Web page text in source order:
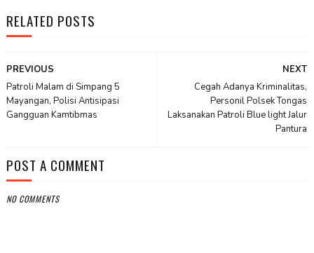
RELATED POSTS
NEXT
Cegah Adanya Kriminalitas,
Personil Polsek Tongas
Laksanakan Patroli Blue light Jalur
Pantura
PREVIOUS
Patroli Malam di Simpang 5
Mayangan, Polisi Antisipasi
Gangguan Kamtibmas
POST A COMMENT
NO COMMENTS